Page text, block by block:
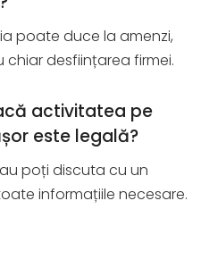
poate duce la amenzi,
desființarea firmei.
activitatea pe
este legală?
poți discuta cu un
informațiile necesare.